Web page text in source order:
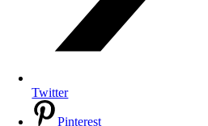
Twitter
Pinterest